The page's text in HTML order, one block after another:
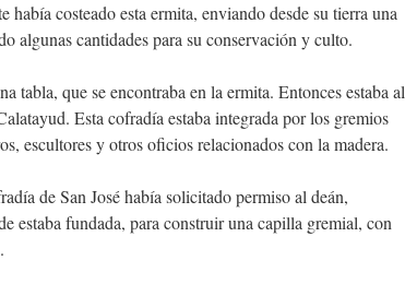
costeado esta ermita, enviando desde su tierra una
algunas cantidades para su conservación y culto.
que se encontraba en la ermita. Entonces estaba al
Esta cofradía estaba integrada por los gremios
escultores y otros oficios relacionados con la madera.
San José había solicitado permiso al deán,
estaba fundada, para construir una capilla gremial, con